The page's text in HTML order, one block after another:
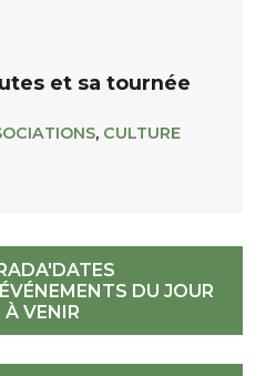
et sa tournée
, CULTURE
DU JOUR
À VENIR